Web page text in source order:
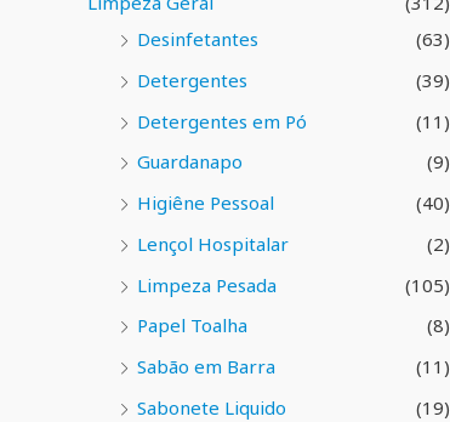
Desinfetantes
(63)
Detergentes
(39)
Detergentes em Pó
(11)
Guardanapo
(9)
Higiêne Pessoal
(40)
Lençol Hospitalar
(2)
Limpeza Pesada
(105)
Papel Toalha
(8)
Sabão em Barra
(11)
Sabonete Liquido
(19)